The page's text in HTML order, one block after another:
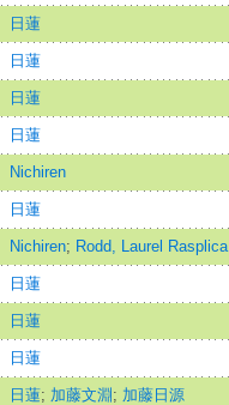
日蓮
日蓮
日蓮
日蓮
Nichiren
日蓮
Nichiren; Rodd, Laurel Rasplica
日蓮
日蓮
日蓮
日蓮; 加藤文淵 ; 加藤日源